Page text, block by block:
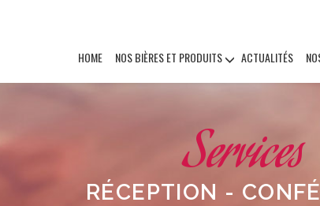
HOME NOS BIÈRES ET PRODUITS ACTUALITÉS
Services
RÉCEPTION -